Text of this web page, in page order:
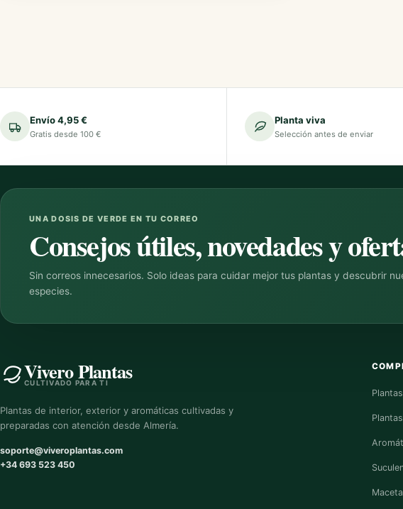
Envío 4,95 €
Gratis desde 100 €
Planta viva
Selección antes de enviar
UNA DOSIS DE VERDE EN TU CORREO
Consejos útiles, novedades y
Sin correos innecesarios. Solo ideas para cuidar mejor tus plantas y descubrir
especies.
Vivero Plantas
CULTIVADO PARA TI
Plantas de interior, exterior y aromáticas cultivadas y
preparadas con atención desde Almería.
soporte@viveroplantas.com
+34 693 523 450